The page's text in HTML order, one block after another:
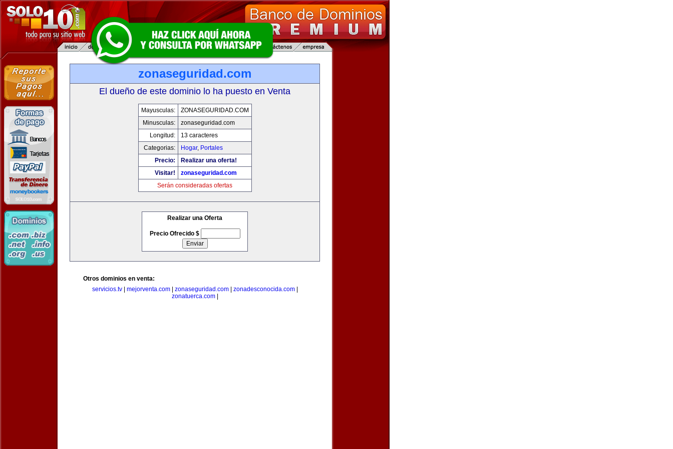
zonaseguridad.com
El dueño de este dominio lo ha puesto en Venta
Mayusculas:
ZONASEGURIDAD.COM
Minusculas:
zonaseguridad.com
Longitud:
13 caracteres
Categorias:
Hogar, Portales
Precio:
Realizar una oferta!
Visitar!
zonaseguridad.com
Serán consideradas ofertas
Realizar una Oferta
Precio Ofrecido $
Otros dominios en venta:
servicios.tv| mejorventa.com| zonaseguridad.com| zonadesconocida.com|
zonatuerca.com|